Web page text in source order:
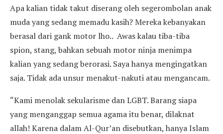
Apa kalian tidak takut diserang oleh segerombolan anak
muda yang sedang memadu kasih? Mereka kebanyakan
berasal dari gank motor lho.. Awas kalau tiba-tiba
spion, stang, bahkan sebuah motor ninja menimpa
kalian yang sedang berorasi. Saya hanya mengingatkan
saja. Tidak ada unsur menakut-nakuti atau mengancam.
“Kami menolak sekularisme dan LGBT. Barang siapa
yang menganggap semua agama itu benar, dilaknat
allah! Karena dalam Al-Qur’an disebutkan, hanya Islam